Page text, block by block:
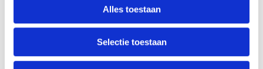
Alles toestaan
Selectie toestaan
gelijkmatig overheen.
Strooi de walnoten erover, kruid met
peper en oregano en verdeel tot slot de
geitenkaas over de plaattaart.